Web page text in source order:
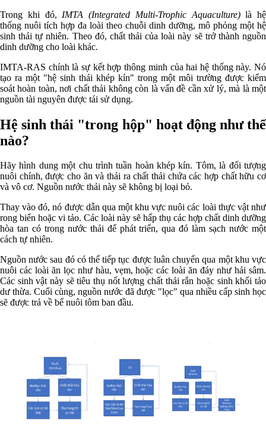
Trong khi đó, IMTA (Integrated Multi-Trophic Aquaculture)là hệ
thống nuôi tích hợp đa loài theo chuỗi dinh dưỡng, mô phỏng một hệ
sinh thái tự nhiên. Theo đó, chất thải của loài này sẽ trở thành nguồn
dinh dưỡng cho loài khác.
IMTA-RAS chính là sự kết hợp thông minh của hai hệ thống này. Nó
tạo ra một "hệ sinh thái khép kín" trong một môi trường được kiểm
soát hoàn toàn, nơi chất thải không còn là vấn đề cần xử lý, mà là một
nguồn tài nguyên được tái sử dụng.
Hệ sinh thái "trong hộp" hoạt động như thế
nào?
Hãy hình dung một chu trình tuần hoàn khép kín. Tôm, là đối tượng
nuôi chính, được cho ăn và thải ra chất thải chứa các hợp chất hữu cơ
và vô cơ. Nguồn nước thải này sẽ không bị loại bỏ.
Thay vào đó, nó được dẫn qua một khu vực nuôi các loài thực vật như
rong biển hoặc vi tảo. Các loài này sẽ hấp thụ các hợp chất dinh dưỡng
hòa tan có trong nước thải để phát triển, qua đó làm sạch nước một
cách tự nhiên.
Nguồn nước sau đó có thể tiếp tục được luân chuyển qua một khu vực
nuôi các loài ăn lọc như hàu, vẹm, hoặc các loài ăn đáy như hải sâm.
Các sinh vật này sẽ tiêu thụ nốt lượng chất thải rắn hoặc sinh khối tảo
dư thừa. Cuối cùng, nguồn nước đã được "lọc" qua nhiều cấp sinh học
sẽ được trả về bể nuôi tôm ban đầu.